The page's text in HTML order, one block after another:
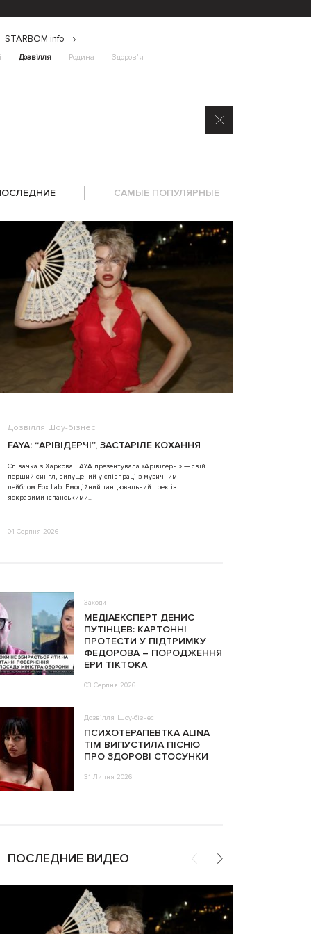
Дозвілля Родина Здоров’я
STARBOM info
САМЫЕ ПОПУЛЯРНЫЕ
Дозвілля Шоу-бізнес
FAYA: “АРІВІДЕРЧІ”, ЗАСТАРІЛЕ КОХАННЯ
Співачка з Харкова FAYA презентувала «Арівідерчі» — свій
перший сингл, випущений у співпраці з музичним
лейблом Fox Lab. Емоційний танцювальний трек із
яскравими іспанськими...
04 Серпня 2026
Заходи
МЕДІАЕКСПЕРТ ДЕНИС
ПУТІНЦЕВ: КАРТОННІ
ПРОТЕСТИ У ПІДТРИМКУ
ФЕДОРОВА – ПОРОДЖЕННЯ
ЕРИ ТІКТОКА
03 Серпня 2026
Дозвілля Шоу-бізнес
ПСИХОТЕРАПЕВТКА ALINA
TIM ВИПУСТИЛА ПІСНЮ
ПРО ЗДОРОВІ СТОСУНКИ
31 Липня 2026
ПОСЛЕДНИЕ ВИДЕО